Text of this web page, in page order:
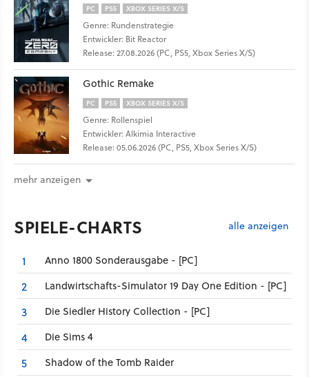
PC PS5 XBOX SERIES X/S
Genre: Rundenstrategie
Entwickler: Bit Reactor
Release: 27.08.2026 (PC, PS5, Xbox Series X/S)
Gothic Remake
PC PS5 XBOX SERIES X/S
Genre: Rollenspiel
Entwickler: Alkimia Interactive
Release: 05.06.2026 (PC, PS5, Xbox Series X/S)
mehr anzeigen
SPIELE-CHARTS alle anzeigen
1 Anno 1800 Sonderausgabe - [PC]
2 Landwirtschafts-Simulator 19 Day One Edition - [PC]
3 Die Siedler History Collection - [PC]
4 Die Sims 4
5 Shadow of the Tomb Raider